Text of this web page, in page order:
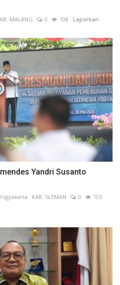
MALANG 0 108 Laporkan
Yandri Susanto
KAB. SLEMAN 0
103